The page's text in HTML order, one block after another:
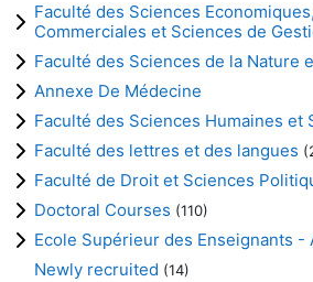
Faculté des Sciences
Commerciales et Sciences de
Faculté des Sciences de la Nature
Annexe De Médecine
Faculté des Sciences Humaines et
Faculté des lettres et des langues
Faculté de Droit et Sciences
Doctoral Courses (110)
Ecole Supérieur des Enseignants -
Newly recruited (14)